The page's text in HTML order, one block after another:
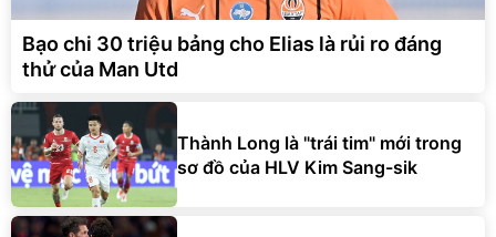
Bạo chi 30 triệu bảng cho Elias là rủi ro đáng
thử của Man Utd
Thành Long là "trái tim" mới trong
sơ đồ của HLV Kim Sang-sik